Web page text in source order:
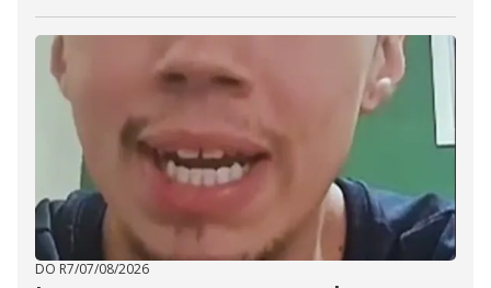
DO R7/07/08/2026